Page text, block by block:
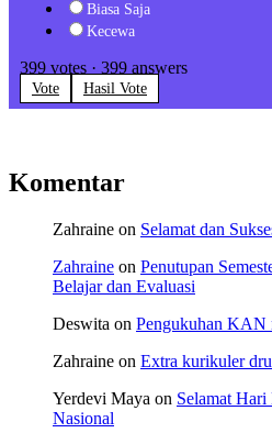
Biasa Saja
Kecewa
399 votes · 399 answers
Vote Hasil Vote
Komentar
Zahraine on Selamat dan
Zahraine on Penutupan
Belajar dan Evaluasi
Deswita on Pengukuhan KAN
Zahraine on Extra kurikuler
Yerdevi Maya on Selamat
Nasional